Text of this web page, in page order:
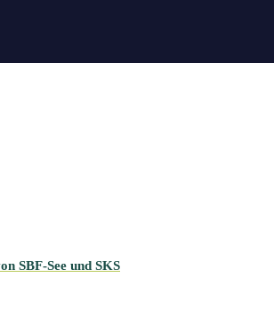
SBF-See und SKS